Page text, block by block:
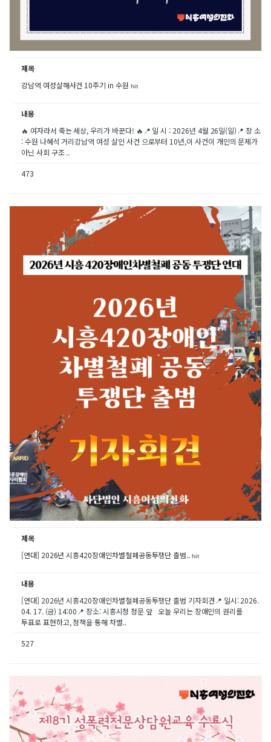
제목
강남역 여성살해사건 10주기 in 수원 hit
내용
🔥 여자라서 죽는 세상, 우리가 바꾼다! 🔥📍 일 시 : 2026년 4월 26일(일)📍 장 소
: 수원 나혜석 거리강남역 여성 살인 사건 으로부터 10년,이 사건이 개인의 문제가
아닌 사회 구조 ..
473
제목
[연대] 2026년 시흥420장애인차별철폐공동투쟁단 출범.. hit
내용
[연대] 2026년 시흥420장애인차별철폐공동투쟁단 출범 기자회견📍 일시: 2026.
04. 17. (금) 14:00📍 장소: 시흥시청 정문 앞⠀오늘 우리는 장애인의 권리를
투표로 표현하고, 정책을 통해 차별..
527